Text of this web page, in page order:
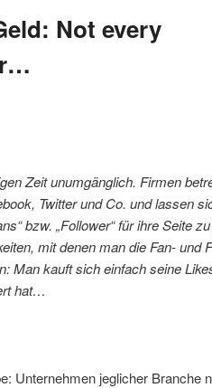
Not every
Zeit unumgänglich. Firmen
Twitter und Co. und lassen
bzw. „Follower“ für ihre Seite
mit denen man die Fan- und
Man kauft sich einfach seine
hat…
Unternehmen jeglicher Branche